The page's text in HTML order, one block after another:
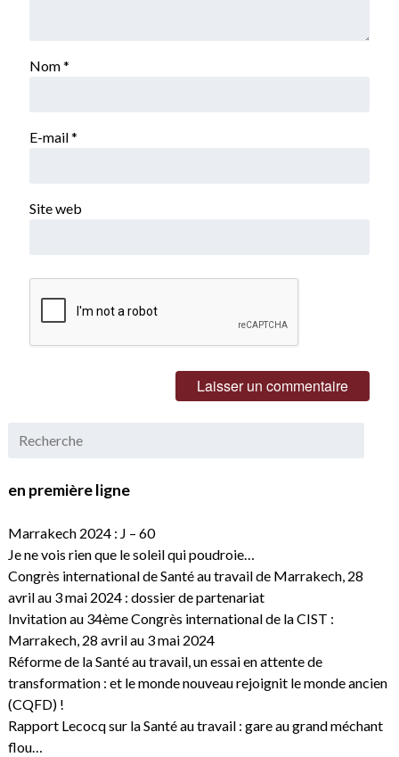
Nom*
E-mail*
Site web
en première ligne
Marrakech 2024 : J – 60
Je ne vois rien que le soleil qui poudroie…
Congrès international de Santé au travail de Marrakech, 28
avril au 3 mai 2024 : dossier de partenariat
Invitation au 34ème Congrès international de la CIST :
Marrakech, 28 avril au 3 mai 2024
Réforme de la Santé au travail, un essai en attente de
transformation : et le monde nouveau rejoignit le monde ancien
(CQFD) !
Rapport Lecocq sur la Santé au travail : gare au grand méchant
flou…